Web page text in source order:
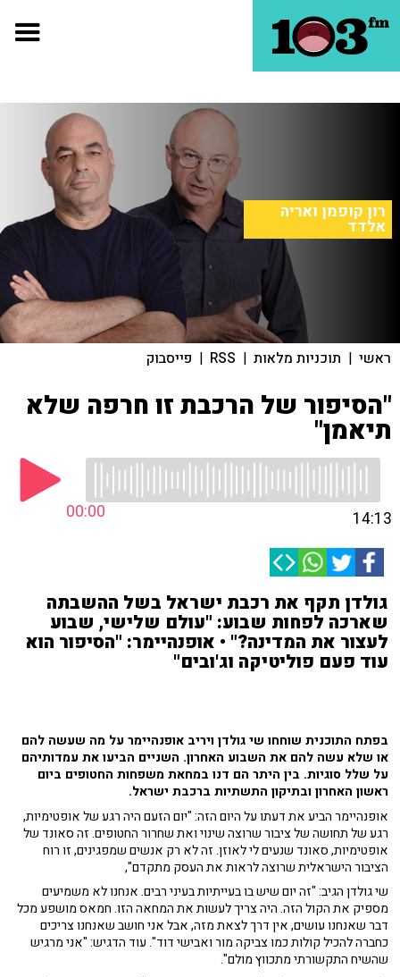
רון קופמן ואריה
אלדד
ראשי | תוכניות מלאות |
RSS
| פייסבוק
"הסיפור של הרכבת זו חרפה שלא
תיאמן"
00:00 14:13
גולדן תקף את רכבת ישראל בשל ההשבתה
שארכה לפחות שבוע: "עולם שלישי, שבוע
לעצור את המדינה?" • אופנהיימר: "הסיפור הוא
עוד פעם פוליטיקה וג'ובים"
בפתח התוכנית שוחחו שי גולדן ויריב אופנהיימר על מה שעשה להם
או שלא עשה להם את השבוע האחרון. השניים הביעו את עמדותיהם
על שלל סוגיות. בין היתר הם דנו במחאת משפחות החטופים ביום
ראשון האחרון ובתיקון התשתיות ברכבת ישראל.
אופנהיימר הביע את דעתו על היום הזה: "יום הזעם היה רגע של אופטימיות,
רגע של תחושה של ציבור שרוצה שינוי ואת שחרור החטופים. זה סאונד של
אופטימיות, סאונד שנעים לי לאוזן. זה לא רק אנשים שמפגינים, זו רוח
הציבור הישראלית שרוצה לראות את העסק מתקדם",
שי גולדן הגיב: "זה יום שיש בו בעייתיות בעיני רבים. אנחנו לא משמיעים
מספיק את הקול הזה. היה צריך לעשות את המחאה הזו. חמאס מושפע מכל
דבר שאנחנו עושים, אין דרך לצאת מזה, אבל אני חושב שאנחנו צריכים
כחברה להכיל קולות כמו צביקה מור ואבישי דוד". עוד הדגיש: "אני מרגיש
שהשיח התקשורתי מתכווץ מולם".